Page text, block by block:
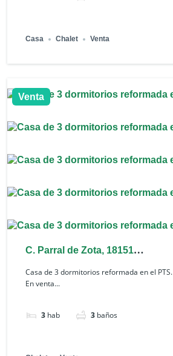
Casa Chalet Venta
Venta
C. Parral de Zota, 18151
Ogíjares, Granada, España
Casa de 3 dormitorios reformada en el PTS.
En venta...
3 hab 3 baños